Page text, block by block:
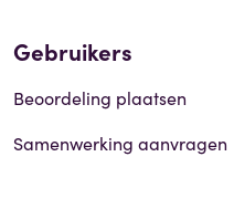
Gebruikers
Beoordeling plaatsen
Samenwerking aanvragen